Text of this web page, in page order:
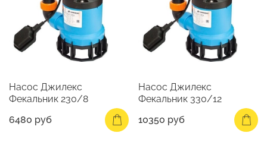
Насос Джилекс
Фекальник 230/8
6480 руб
Насос Джилекс
Фекальник 330/12
10350 руб